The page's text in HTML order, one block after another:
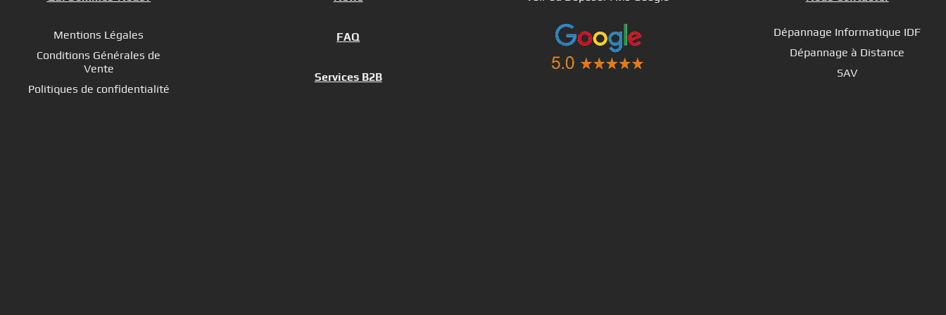
Mentions Légales
Conditions Générales de
Vente
Politiques de confidentialité
FAQ
Services B2B
Dépannage Informatique IDF
Dépannage à Distance
SAV